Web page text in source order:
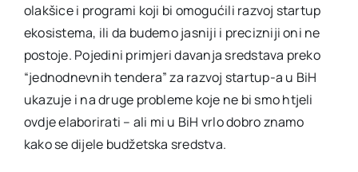
olakšice i programi koji bi omogućili razvoj startup
ekosistema, ili da budemo jasniji i precizniji oni ne
postoje. Pojedini primjeri davanja sredstava preko
“jednodnevnih tendera” za razvoj startup-a u BiH
ukazuje i na druge probleme koje ne bi smo htjeli
ovdje elaborirati – ali mi u BiH vrlo dobro znamo
kako se dijele budžetska sredstva.